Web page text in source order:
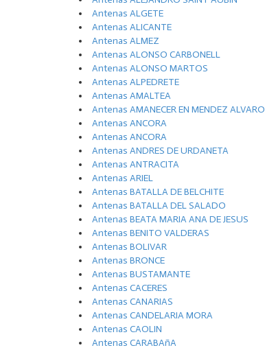
Antenas ALGETE
Antenas ALICANTE
Antenas ALMEZ
Antenas ALONSO CARBONELL
Antenas ALONSO MARTOS
Antenas ALPEDRETE
Antenas AMALTEA
Antenas AMANECER EN MENDEZ ALVARO
Antenas ANCORA
Antenas ANCORA
Antenas ANDRES DE URDANETA
Antenas ANTRACITA
Antenas ARIEL
Antenas BATALLA DE BELCHITE
Antenas BATALLA DEL SALADO
Antenas BEATA MARIA ANA DE JESUS
Antenas BENITO VALDERAS
Antenas BOLIVAR
Antenas BRONCE
Antenas BUSTAMANTE
Antenas CACERES
Antenas CANARIAS
Antenas CANDELARIA MORA
Antenas CAOLIN
Antenas CARABAñA